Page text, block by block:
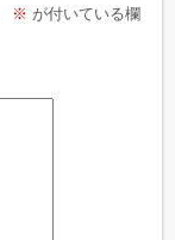
※ が付いている欄